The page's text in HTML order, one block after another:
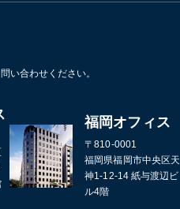
い合わせください。
福岡オフィス
〒810-0001
福岡県福岡市中央区天
神1-12-14 紙与渡辺ビ
ル4階